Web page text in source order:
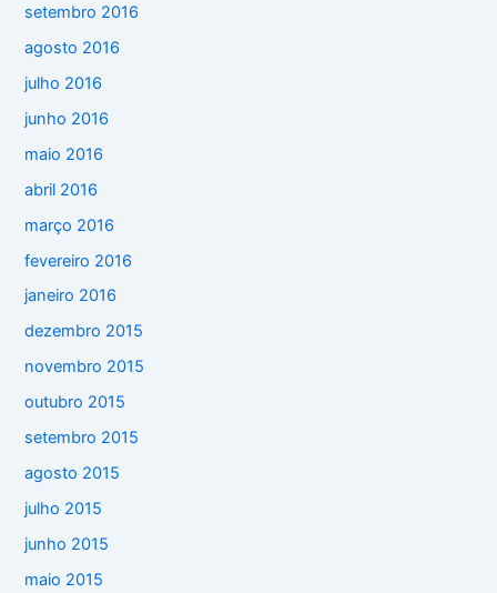
setembro 2016
agosto 2016
julho 2016
junho 2016
maio 2016
abril 2016
março 2016
fevereiro 2016
janeiro 2016
dezembro 2015
novembro 2015
outubro 2015
setembro 2015
agosto 2015
julho 2015
junho 2015
maio 2015